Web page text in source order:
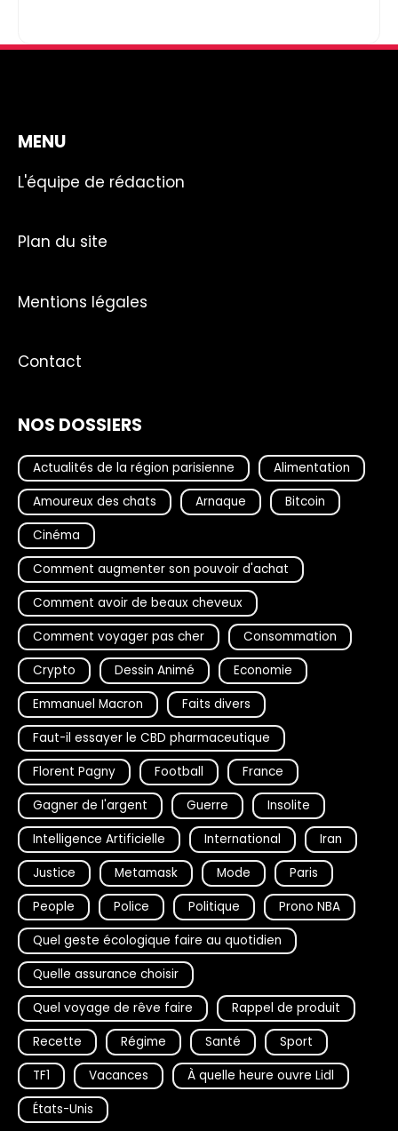
MENU
L'équipe de rédaction
Plan du site
Mentions légales
Contact
NOS DOSSIERS
Actualités de la région parisienne
Alimentation
Amoureux des chats
Arnaque
Bitcoin
Cinéma
Comment augmenter son pouvoir d'achat
Comment avoir de beaux cheveux
Comment voyager pas cher
Consommation
Crypto
Dessin Animé
Economie
Emmanuel Macron
Faits divers
Faut-il essayer le CBD pharmaceutique
Florent Pagny
Football
France
Gagner de l'argent
Guerre
Insolite
Intelligence Artificielle
International
Iran
Justice
Metamask Mode
Paris
People
Police Politique
Prono NBA
Quel geste écologique faire au quotidien
Quelle assurance choisir
Quel voyage de rêve faire
Rappel de produit
Recette
Régime Santé
Sport
TF1
Vacances
À quelle heure ouvre Lidl
États-Unis